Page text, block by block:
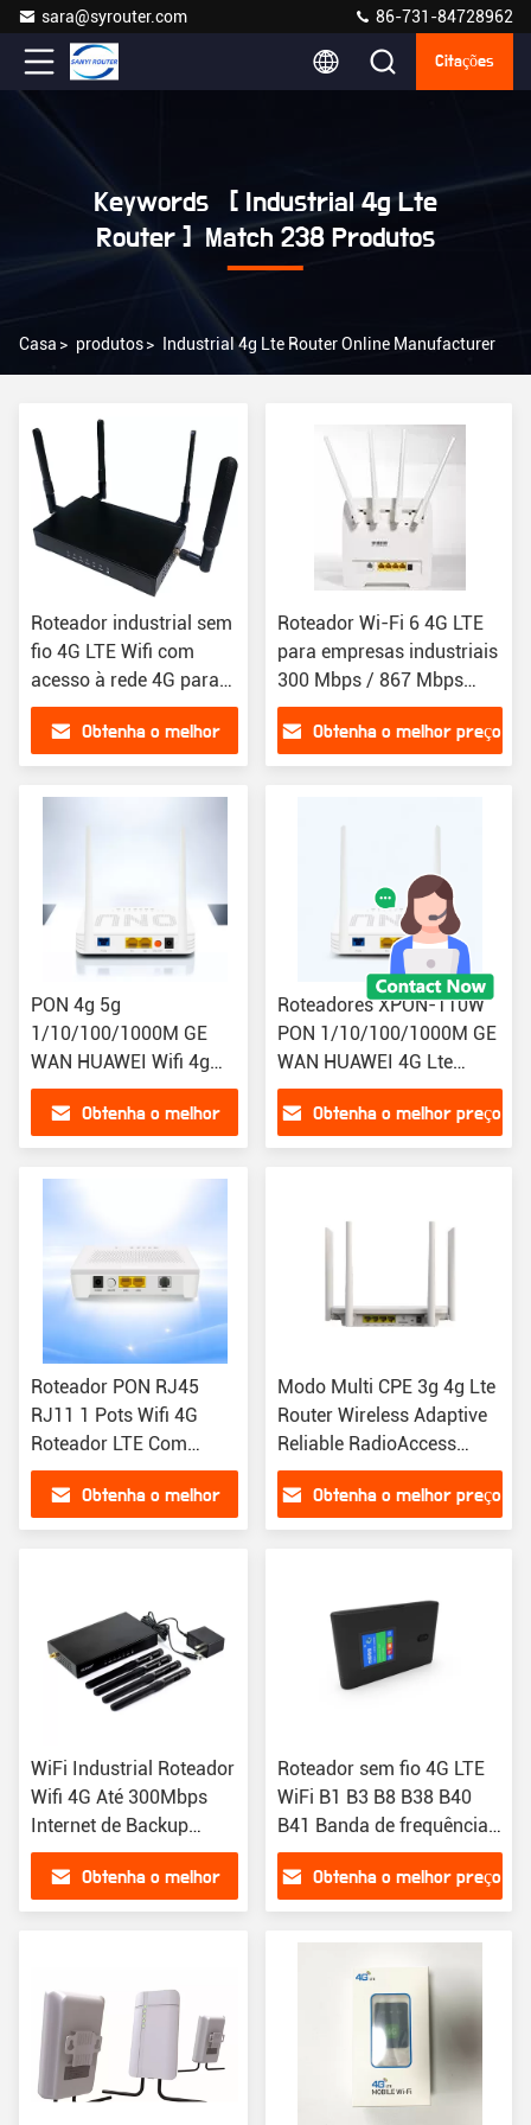
sara@syrouter.com 86-731-84728962
Citações
Keywords [ Industrial 4g Lte
Router ] Match 238 Produtos
Casa > produtos> Industrial 4g Lte Router Online Manufacturer
Roteador industrial sem
fio 4G LTE Wifi com
acesso à rede 4G para
transmissão de imagem
Obtenha o melhor
Roteador Wi-Fi 6 4G LTE
para empresas industriais
300 Mbps / 867 Mbps
Roteador de veículos de
velocidade
Obtenha o melhor preço
PON 4g 5g
1/10/100/1000M GE
WAN HUAWEI Wifi 4g
Lte Router RJ45 Porta
2.4G 5.8G Wifi
Obtenha o melhor
Roteadores XPON-110W
PON 1/10/100/1000M GE
WAN HUAWEI 4G Lte
Roteador RJ45 Porta 2.4G
Wi-Fi Roteador
Obtenha o melhor preço
Roteador PON RJ45
RJ11 1 Pots Wifi 4G
Roteador LTE Com
Cartão SIM HUAWEI
RoteadorObtenha o melhor
Modo Multi CPE 3g 4g Lte
Router Wireless Adaptive
Reliable RadioAccess
Modes
Obtenha o melhor preço
WiFi Industrial Roteador
Wifi 4G Até 300Mbps
Internet de Backup
Quente
Obtenha o melhor
Roteador sem fio 4G LTE
WiFi B1 B3 B8 B38 B40
B41 Banda de frequência
Até 300Mbps
Obtenha o melhor preço